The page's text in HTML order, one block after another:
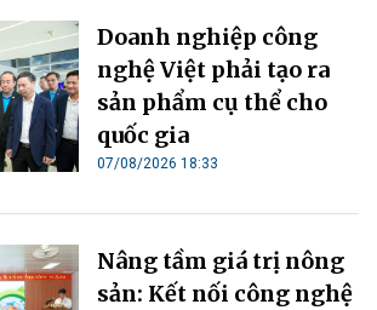
Doanh nghiệp công
nghệ Việt phải tạo ra
sản phẩm cụ thể cho
quốc gia
07/08/2026 18:33
Nâng tầm giá trị nông
sản: Kết nối công nghệ